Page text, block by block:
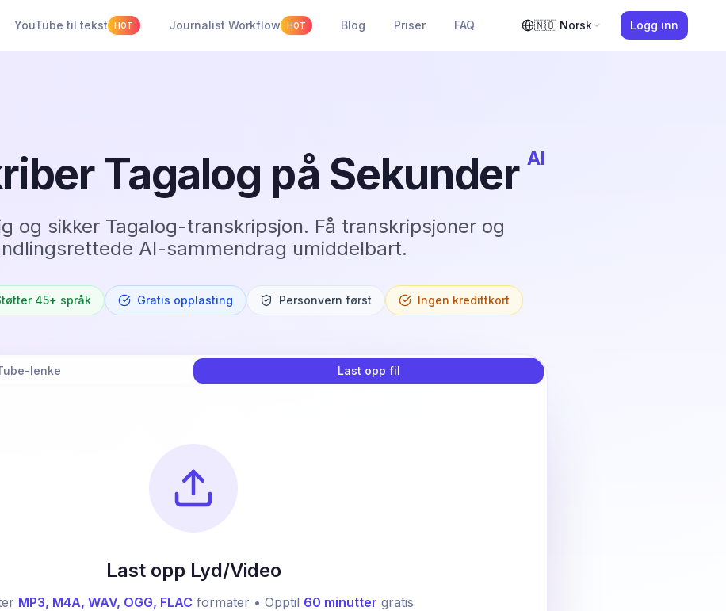
YouTube til tekst HOT Journalist Workflow HOT Blog Priser FAQ 🇳🇴 Norsk Logg inn
Tagalog på Sekunder AI
og sikker Tagalog-transkripsjon. Få transkripsjoner og
AI-sammendrag umiddelbart.
45+ språk Gratis opplasting Personvern først Ingen kredittkort
lenke Last opp fil
Last opp Lyd/Video
MP3, M4A, WAV, OGG, FLAC formater • Opptil 60 minutter gratis